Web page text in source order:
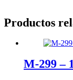
Productos
M-299 –